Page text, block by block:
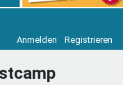
Anmelden Registrieren